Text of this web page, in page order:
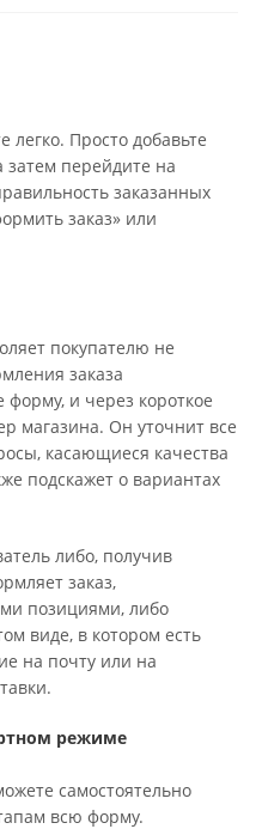
Просто добавьте
перейдите на
заказанных
заказ» или
покупателю не
заказа
форму, и через короткое
магазина. Он уточнит все
касающиеся качества
подскажет о вариантах
либо, получив
заказ,
позициями, либо
виде, в котором есть
на почту или на
режиме
самостоятельно
всю форму.